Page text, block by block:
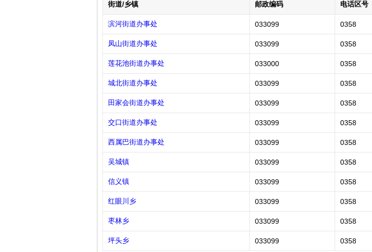
街道/乡镇 邮政编码 电话区号
滨河街道办事处 033099 0358
凤山街道办事处 033099 0358
莲花池街道办事处 033000 0358
城北街道办事处 033099 0358
田家会街道办事处 033099 0358
交口街道办事处 033099 0358
西属巴街道办事处 033099 0358
吴城镇 033099 0358
信义镇 033099 0358
红眼川乡 033099 0358
枣林乡 033099 0358
坪头乡 033099 0358